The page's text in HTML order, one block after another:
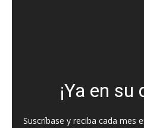
¡Ya en su
Suscríbase y reciba cada mes